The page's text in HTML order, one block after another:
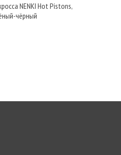
NENKI Hot Pistons,
чёрный